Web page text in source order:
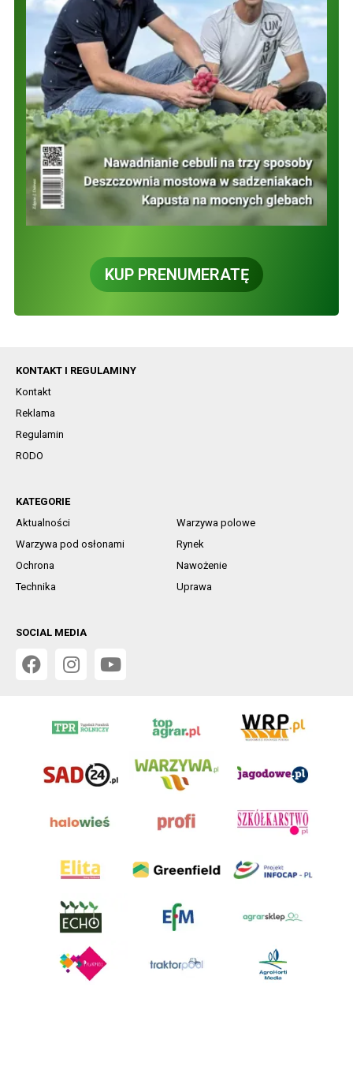
KUP PRENUMERATĘ
KONTAKT I REGULAMINY
Kontakt
Reklama
Regulamin
RODO
KATEGORIE
Aktualności
Warzywa polowe
Warzywa pod osłonami
Rynek
Ochrona
Nawożenie
Technika
Uprawa
SOCIAL MEDIA